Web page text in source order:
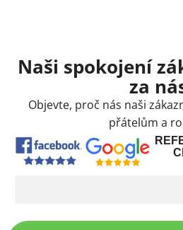
Naši spokojení
za
Objevte, proč nás naši
přátelům a